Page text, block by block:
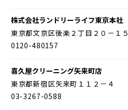
株式会社ランドリーライフ東京本社
東京都文京区後楽２丁目２０－１５
0120-480157
喜久屋クリーニング矢来町店
東京都新宿区矢来町１１２－４
03-3267-0588